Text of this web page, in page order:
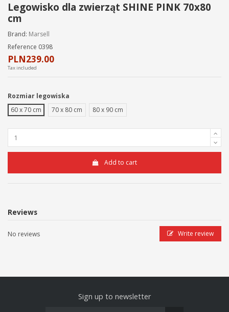
Legowisko dla zwierząt SHINE PINK 70x80
cm
Brand: Marsell
Reference 0398
PLN239.00
Tax included
Rozmiar legowiska
60 x 70 cm
70 x 80 cm 80 x 90 cm
Add to cart
Reviews
No reviews Write review
Sign up to newsletter